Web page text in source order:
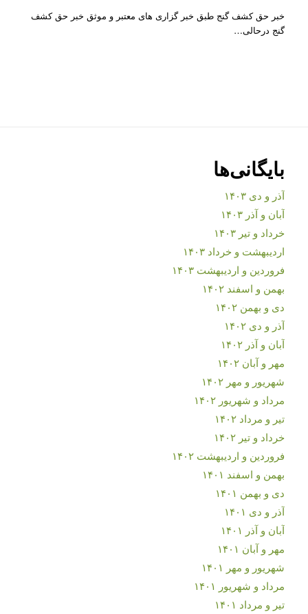
خبر حق کشف گنج طبق خبر گزاری های معتبر و موثق خبر حق کشف
گنج درحالی…
بایگانی‌ها
آذر و دی ۱۴۰۳
آبان و آذر ۱۴۰۳
خرداد و تیر ۱۴۰۳
اردیبهشت و خرداد ۱۴۰۳
فروردین و اردیبهشت ۱۴۰۳
بهمن و اسفند ۱۴۰۲
دی و بهمن ۱۴۰۲
آذر و دی ۱۴۰۲
آبان و آذر ۱۴۰۲
مهر و آبان ۱۴۰۲
شهریور و مهر ۱۴۰۲
مرداد و شهریور ۱۴۰۲
تیر و مرداد ۱۴۰۲
خرداد و تیر ۱۴۰۲
فروردین و اردیبهشت ۱۴۰۲
بهمن و اسفند ۱۴۰۱
دی و بهمن ۱۴۰۱
آذر و دی ۱۴۰۱
آبان و آذر ۱۴۰۱
مهر و آبان ۱۴۰۱
شهریور و مهر ۱۴۰۱
مرداد و شهریور ۱۴۰۱
تیر و مرداد ۱۴۰۱